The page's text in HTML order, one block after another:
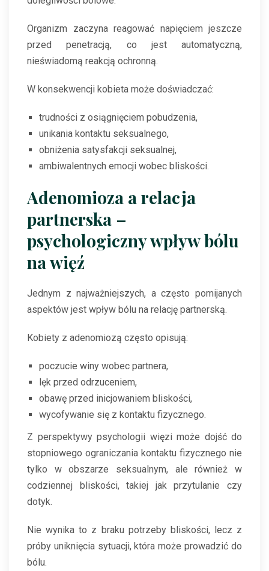
Organizm zaczyna reagować napięciem jeszcze
przed penetracją, co jest automatyczną,
nieświadomą reakcją ochronną.
W konsekwencji kobieta może doświadczać:
trudności z osiągnięciem pobudzenia,
unikania kontaktu seksualnego,
obniżenia satysfakcji seksualnej,
ambiwalentnych emocji wobec bliskości.
Adenomioza a relacja
partnerska –
psychologiczny wpływ bólu
na więź
Jednym z najważniejszych, a często pomijanych
aspektów jest wpływ bólu na relację partnerską.
Kobiety z adenomiozą często opisują:
poczucie winy wobec partnera,
lęk przed odrzuceniem,
obawę przed inicjowaniem bliskości,
wycofywanie się z kontaktu fizycznego.
Z perspektywy psychologii więzi może dojść do
stopniowego ograniczania kontaktu fizycznego nie
tylko w obszarze seksualnym, ale również w
codziennej bliskości, takiej jak przytulanie czy
dotyk.
Nie wynika to z braku potrzeby bliskości, lecz z
próby uniknięcia sytuacji, która może prowadzić do
bólu.